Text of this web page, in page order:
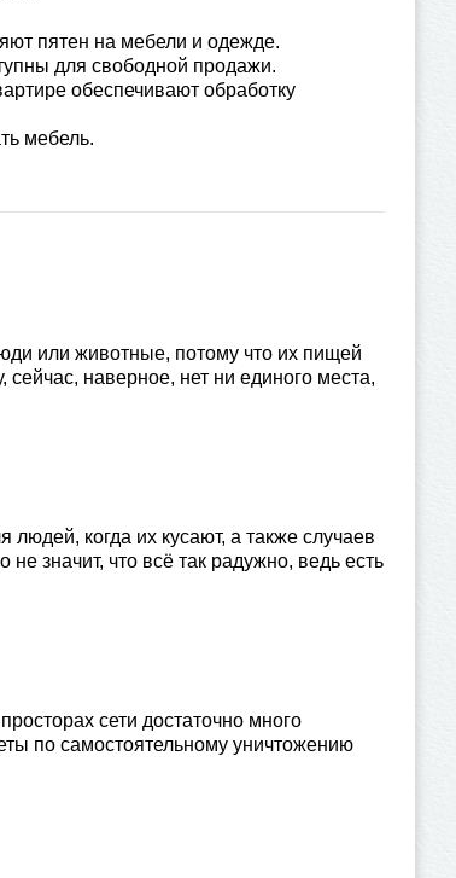
пятен на мебели и одежде.
для свободной продажи.
обеспечивают обработку
мебель.
или животные, потому что их пищей
наверное, нет ни единого места,
когда их кусают, а также случаев
значит, что всё так радужно, ведь есть
сети достаточно много
по самостоятельному уничтожению